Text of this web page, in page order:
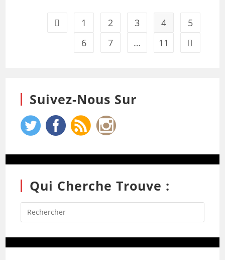
1 2 3 4
5
6
7 … 11
Suivez-Nous Sur
Qui Cherche Trouve :